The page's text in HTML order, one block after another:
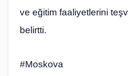
ve eğitim faaliyetlerini
belirtti.
#Moskova